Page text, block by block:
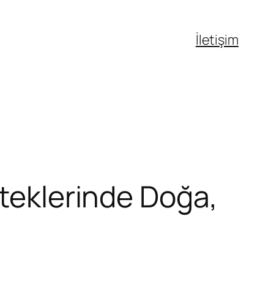
İletişim
Doğa,